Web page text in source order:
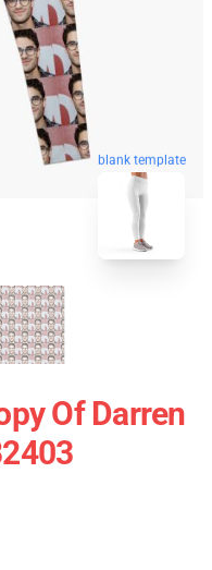
blank template
Of Darren